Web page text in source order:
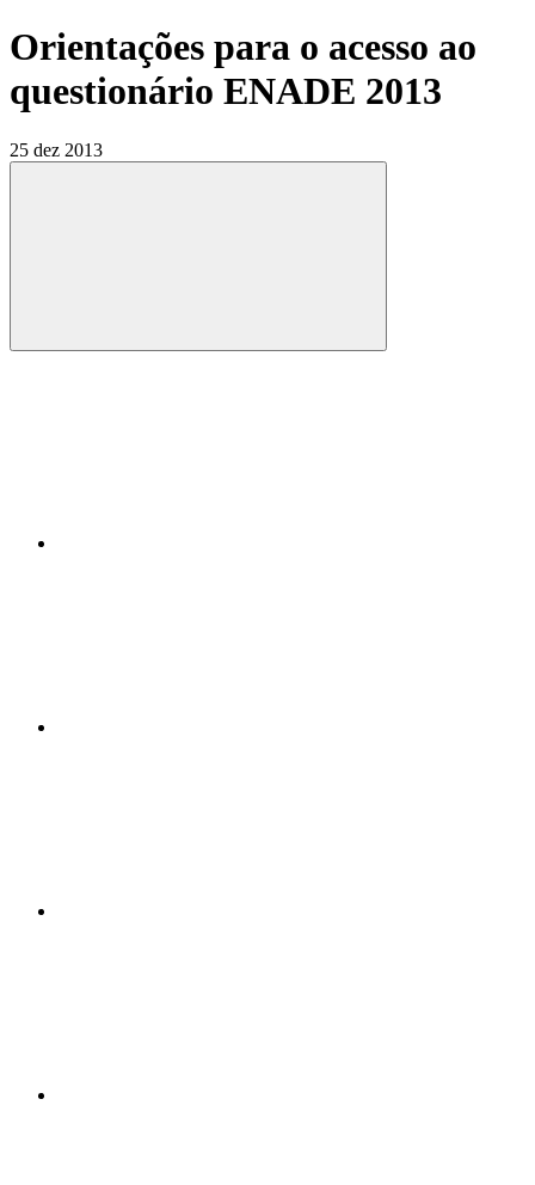
Orientações para o acesso ao
questionário ENADE 2013
25 dez 2013
Compartilhar